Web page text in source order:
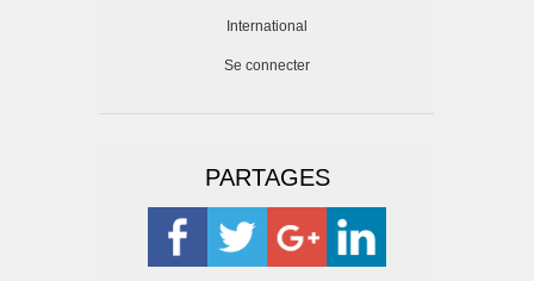
International
Se connecter
PARTAGES